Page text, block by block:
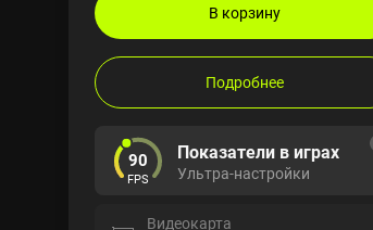
В корзину
Подробнее
90
FPS
Показатели в играх
Ультра-настройки
Видеокарта